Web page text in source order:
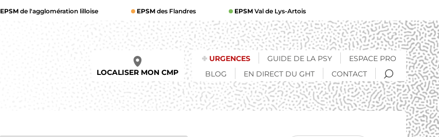
EPSM de l'agglomération lilloise EPSM des Flandres EPSM Val de Lys-Artois
LOCALISER MON CMP
URGENCES GUIDE DE LA PSY
ESPACE PRO
BLOG
EN DIRECT DU GHT CONTACT RECHERCHE